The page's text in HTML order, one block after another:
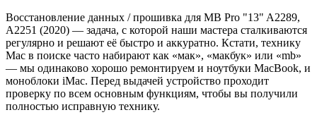
Восстановление данных / прошивка для MB Pro "13" A2289,
A2251 (2020) — задача, с которой наши мастера сталкиваются
регулярно и решают её быстро и аккуратно. Кстати, технику
Mac в поиске часто набирают как «мак», «макбук» или «mb»
— мы одинаково хорошо ремонтируем и ноутбуки MacBook, и
моноблоки iMac. Перед выдачей устройство проходит
проверку по всем основным функциям, чтобы вы получили
полностью исправную технику.